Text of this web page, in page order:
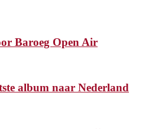
Baroeg Open Air
album naar Nederland